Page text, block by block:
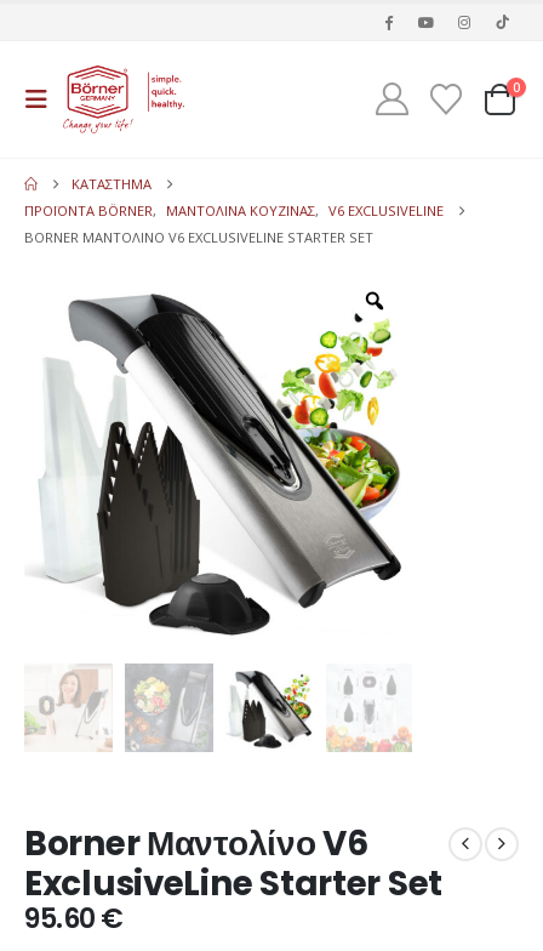
0
ΚΑΤΆΣΤΗΜΑ
ΠΡΟΪΌΝΤΑ BÖRNER, ΜΑΝΤΟΛΊΝΑ ΚΟΥΖΊΝΑΣ, V6 EXCLUSIVELINE
BORNER ΜΑΝΤΟΛΊΝΟ V6 EXCLUSIVELINE STARTER SET
Borner Μαντολίνο V6
ExclusiveLine Starter Set
95.60€